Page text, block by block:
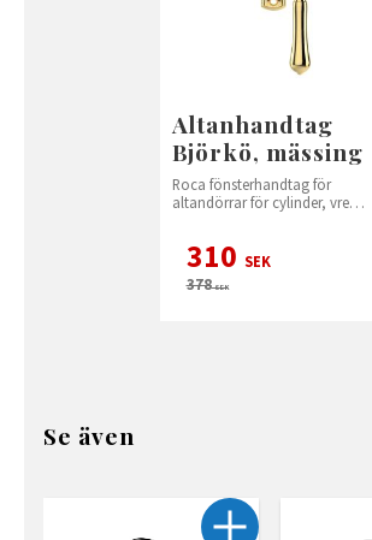
Altanhandtag
Björkö, mässing
Roca fönsterhandtag för
altandörrar för cylinder, vred
310 SEK
378SEK
Se även